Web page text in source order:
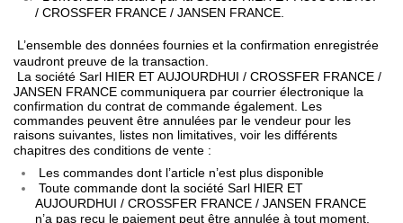
/ CROSSFER FRANCE / JANSEN FRANCE.
L’ensemble des données fournies et la confirmation enregistrée
vaudront preuve de la transaction.
La société Sarl HIER ET AUJOURDHUI / CROSSFER FRANCE /
JANSEN FRANCE communiquera par courrier électronique la
confirmation du contrat de commande également. Les
commandes peuvent être annulées par le vendeur pour les
raisons suivantes, listes non limitatives, voir les différents
chapitres des conditions de vente :
Les commandes dont l’article n’est plus disponible
Toute commande dont la société Sarl HIER ET
AUJOURDHUI / CROSSFER FRANCE / JANSEN FRANCE
n’a pas reçu le paiement peut être annulée à tout moment.